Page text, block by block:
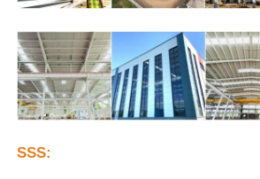
Çelik Yapı Şedi
Ağır Çelik Yapı
Çelik yapı köprüsü
SSS: